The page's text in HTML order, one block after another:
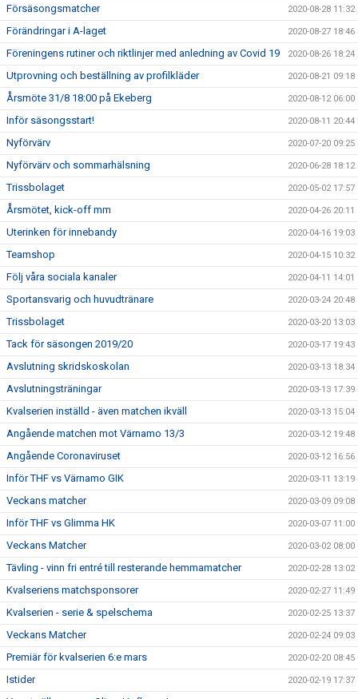
Försäsongsmatcher 2020-08-28 11:32
Förändringar i A-laget 2020-08-27 18:46
Föreningens rutiner och riktlinjer med anledning av Covid 19 2020-08-26 18:24
Utprovning och beställning av profilkläder 2020-08-21 09:18
Årsmöte 31/8 18:00 på Ekeberg 2020-08-12 06:00
Inför säsongsstart! 2020-08-11 20:44
Nyförvärv 2020-07-20 09:25
Nyförvärv och sommarhälsning 2020-06-28 18:12
Trissbolaget 2020-05-02 17:57
Årsmötet, kick-off mm 2020-04-26 20:11
Uterinken för innebandy 2020-04-16 19:03
Teamshop 2020-04-15 10:32
Följ våra sociala kanaler 2020-04-11 14:01
Sportansvarig och huvudtränare 2020-03-24 20:48
Trissbolaget 2020-03-20 13:03
Tack för säsongen 2019/20 2020-03-17 19:43
Avslutning skridskoskolan 2020-03-13 18:34
Avslutningsträningar 2020-03-13 17:39
Kvalserien inställd - även matchen ikväll 2020-03-13 15:04
Angående matchen mot Värnamo 13/3 2020-03-12 19:48
Angående Coronaviruset 2020-03-12 16:56
Inför THF vs Värnamo GIK 2020-03-11 13:19
Veckans matcher 2020-03-09 09:08
Inför THF vs Glimma HK 2020-03-07 11:00
Veckans Matcher 2020-03-02 08:00
Tävling - vinn fri entré till resterande hemmamatcher 2020-02-28 13:02
Kvalseriens matchsponsorer 2020-02-27 11:49
Kvalserien - serie & spelschema 2020-02-25 13:37
Veckans Matcher 2020-02-24 09:03
Premiär för kvalserien 6:e mars 2020-02-20 08:45
Istider 2020-02-19 17:37